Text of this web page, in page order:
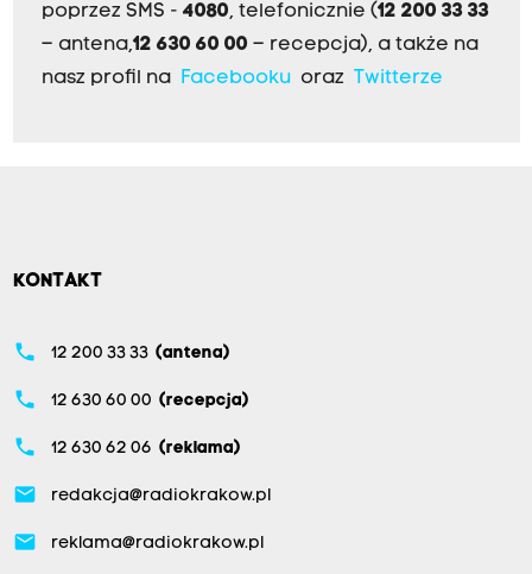
poprzez SMS - 4080, telefonicznie (12 200 33 33
– antena,12 630 60 00 – recepcja), a także na
nasz profil na
Facebookuoraz Twitterze
KONTAKT
phone 12 200 33 33 (antena)
phone 12 630 60 00 (recepcja)
phone 12 630 62 06 (reklama)
email redakcja@radiokrakow.pl
email reklama@radiokrakow.pl